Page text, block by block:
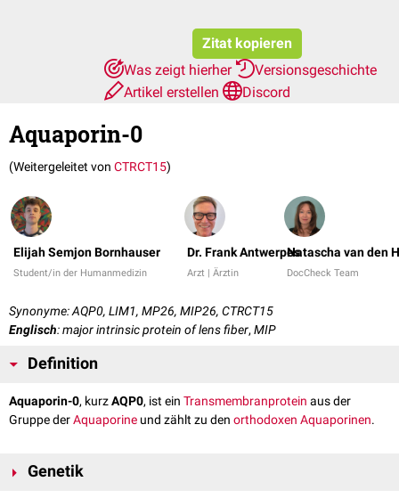
Zitat kopieren
Was zeigt hierher
Versionsgeschichte
Artikel erstellen
Discord
Aquaporin-0
(Weitergeleitet von CTRCT15)
Elijah Semjon Bornhauser
Student/in der Humanmedizin
Dr. Frank Antwerpes
Arzt | Ärztin
Natascha van den
DocCheck Team
Synonyme: AQP0, LIM1, MP26, MIP26, CTRCT15
Englisch: major intrinsic protein of lens fiber, MIP
Definition
Aquaporin-0, kurzAQP0, ist ein Transmembranprotein aus der
Gruppe derAquaporine und zählt zu den orthodoxen Aquaporinen.
Genetik